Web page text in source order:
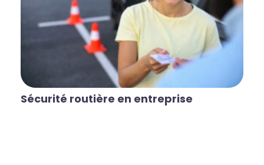
Sécurité routière en entreprise